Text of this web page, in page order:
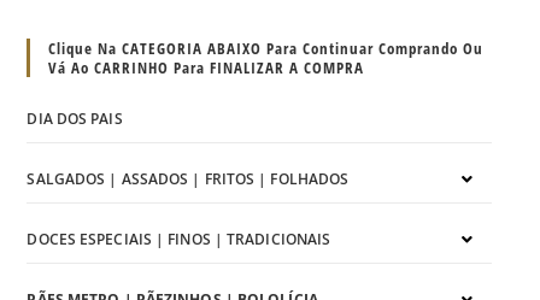
Clique Na CATEGORIA ABAIXO Para Continuar Comprando Ou
Vá Ao CARRINHO Para FINALIZAR A COMPRA
DIA DOS PAIS
SALGADOS | ASSADOS | FRITOS | FOLHADOS
DOCES ESPECIAIS | FINOS | TRADICIONAIS